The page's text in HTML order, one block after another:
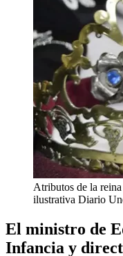
Atributos de la
ilustrativa Diario
El ministro de
Infancia y